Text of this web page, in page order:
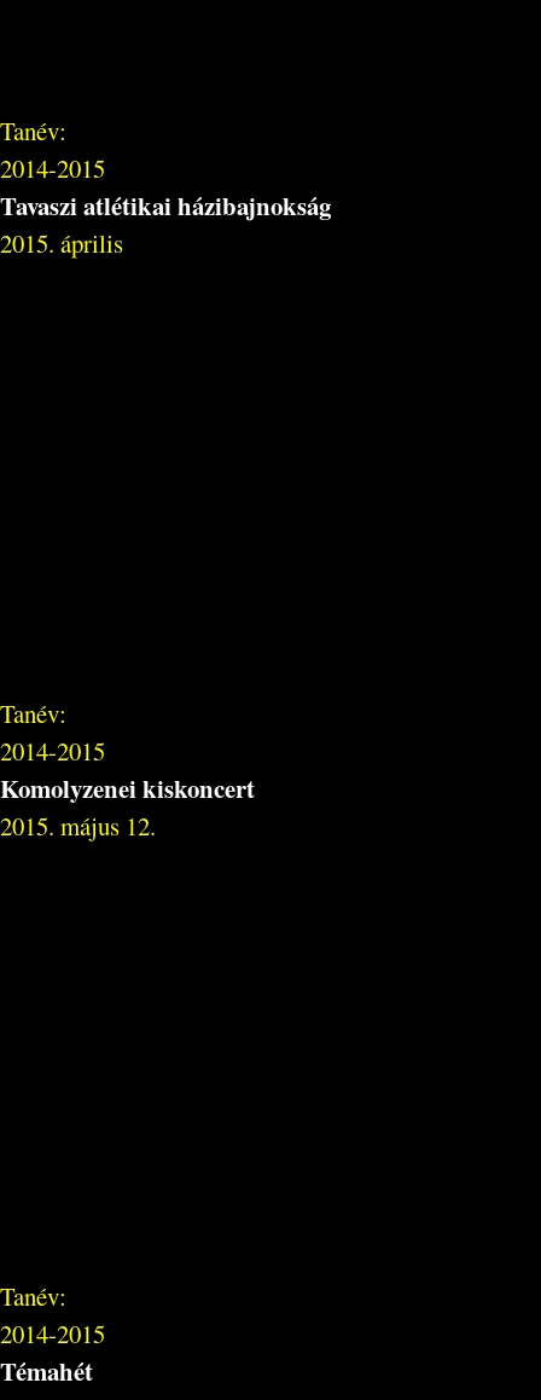
Tanév:
2014-2015
Tavaszi atlétikai házibajnokság
2015. április
Tanév:
2014-2015
Komolyzenei kiskoncert
2015. május 12.
Tanév:
2014-2015
Témahét